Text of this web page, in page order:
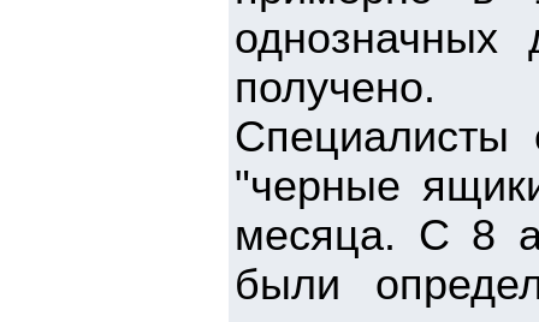
однозначных
получено.
Специалисты
"черные
месяца. С 8
были